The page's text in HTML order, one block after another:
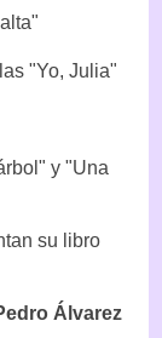
"Yo, Julia"
y "Una
su libro
Álvarez